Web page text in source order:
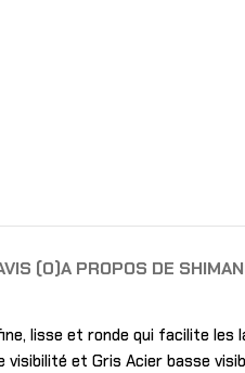
(0)A PROPOS DE
lisse et ronde qui facilite
et Gris Acier basse